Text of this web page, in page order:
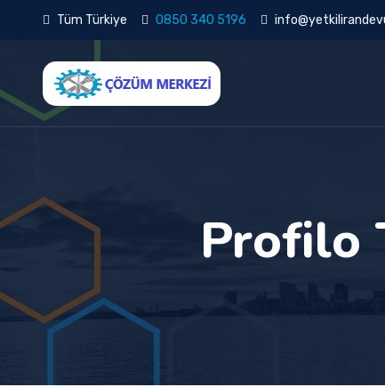
Tüm Türkiye 0850 340 5196
Profilo